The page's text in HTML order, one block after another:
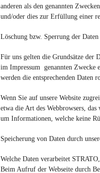
anderen als den genannten
und/oder dies zur Erfüllung einer
Löschung bzw. Sperrung der Daten
Für uns gelten die Grundsätze der
im Impressum genannten Zwecke
werden die entsprechenden Daten
Wenn Sie auf unsere Website
etwa die Art des Webbrowsers,
um Informationen, welche keine
Speicherung von Daten durch
Welche Daten verarbeitet
Beim Aufruf der Webseite durch